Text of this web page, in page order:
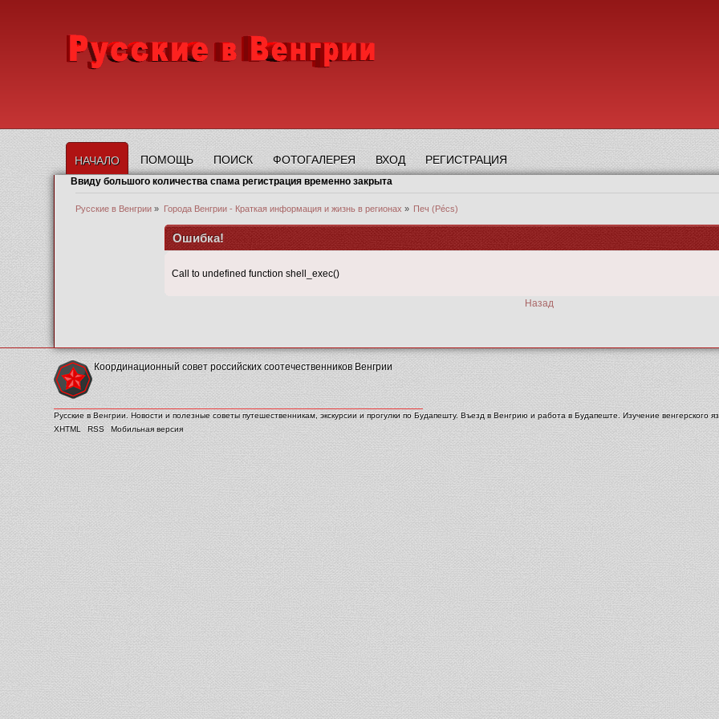
НАЧАЛО ПОМОЩЬ ПОИСК ФОТОГАЛЕРЕЯ ВХОД РЕГИСТРАЦИЯ
Ввиду большого количества спама регистрация временно закрыта
Русские в Венгрии » Города Венгрии - Краткая информация и жизнь в регионах » Печ (Pécs)
Ошибка!
Call to undefined function shell_exec()
Назад
Координационный совет российских соотечественников Венгрии
Русские в Венгрии. Новости и полезные советы путешественникам, экскурсии и прогулки по Будапешту. Въезд в Венгрию и работа в Будапеште. Изучение венгерского
XHTML
RSS Мобильная версия